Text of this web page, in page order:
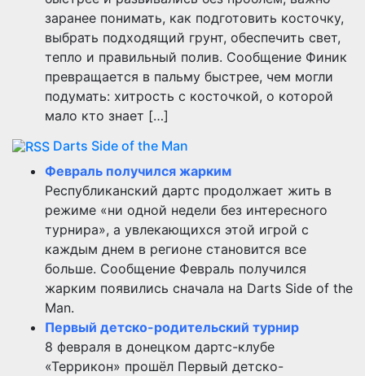
заранее понимать, как подготовить косточку,
выбрать подходящий грунт, обеспечить свет,
тепло и правильный полив. Сообщение Финик
превращается в пальму быстрее, чем могли
подумать: хитрость с косточкой, о которой
мало кто знает […]
Darts Side of the Man
Февраль получился жарким
Республиканский дартс продолжает жить в
режиме «ни одной недели без интересного
турнира», а увлекающихся этой игрой с
каждым днем в регионе становится все
больше. Сообщение Февраль получился
жарким появились сначала на Darts Side of the
Man.
Первый детско-родительский турнир
8 февраля в донецком дартс-клубе
«Террикон» прошёл Первый детско-